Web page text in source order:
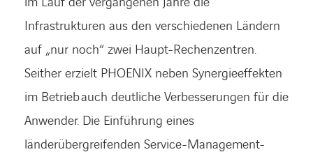
Infrastrukturen aus den verschiedenen Ländern
auf „nur noch“ zwei Haupt-Rechenzentren.
Seither erzielt PHOENIX neben Synergieeffekten
im Betrieb auch deutliche Verbesserungen für die
Anwender. Die Einführung eines
länderübergreifenden Service-Management-